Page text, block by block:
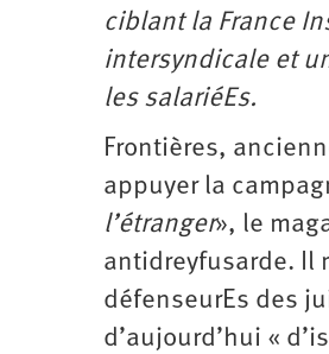
ciblant la France
intersyndicale et
les salariéEs.
Frontières,
appuyer la
l’étranger», le
antidreyfusarde. Il
défenseurEs des
d’aujourd’hui «